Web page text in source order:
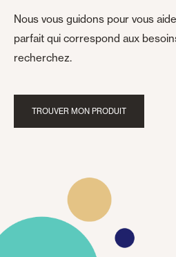
Nous vous guidons pour vous
parfait qui correspond aux
recherchez.
TROUVER MON PRODUIT